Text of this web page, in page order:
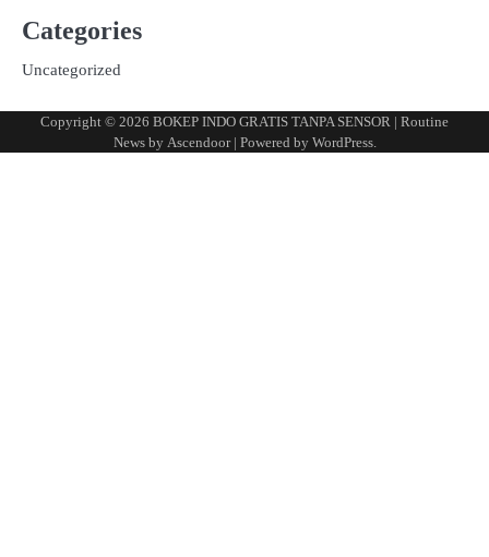
Categories
Uncategorized
Copyright © 2026 BOKEP INDO GRATIS TANPA SENSOR | Routine
News by Ascendoor| Powered by WordPress.